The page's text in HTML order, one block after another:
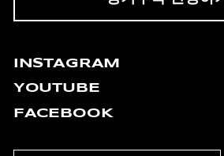
INSTAGRAM
YOUTUBE
FACEBOOK